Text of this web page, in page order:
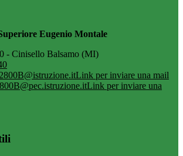
Eugenio Montale
- Cinisello Balsamo (MI)
Link per inviare una mail
Link per inviare una